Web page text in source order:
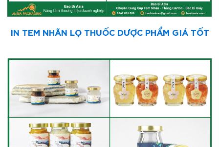
IN TEM NHÃN LỌ THUỐC DƯỢC PHẨM GIÁ TỐT